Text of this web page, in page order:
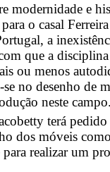
modernidade e
o casal
a
que a
ou menos
no desenho de
neste
terá
dos móveis
realizar um